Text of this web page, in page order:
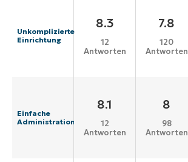
Unkomplizierte
Einrichtung
8.3
12
Antworten
7.8
120
Antworten
Einfache
Administration
8.1
12
Antworten
8
98
Antworten